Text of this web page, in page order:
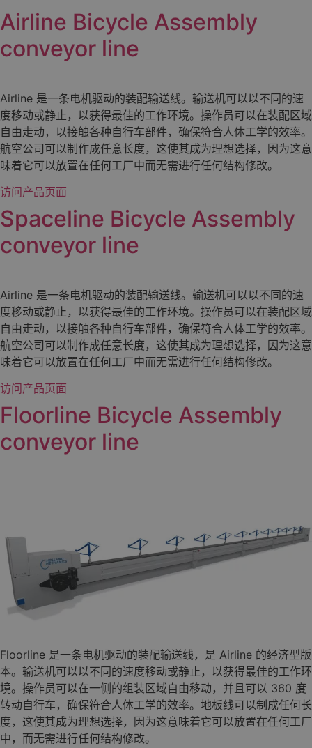
Airline Bicycle Assembly
conveyor line
Airline 是一条电机驱动的装配输送线。输送机可以以不同的速
度移动或静止，以获得最佳的工作环境。操作员可以在装配区域
自由走动，以接触各种自行车部件，确保符合人体工学的效率。
航空公司可以制作成任意长度，这使其成为理想选择，因为这意
味着它可以放置在任何工厂中而无需进行任何结构修改。
访问产品页面
Spaceline Bicycle Assembly
conveyor line
Airline 是一条电机驱动的装配输送线。输送机可以以不同的速
度移动或静止，以获得最佳的工作环境。操作员可以在装配区域
自由走动，以接触各种自行车部件，确保符合人体工学的效率。
航空公司可以制作成任意长度，这使其成为理想选择，因为这意
味着它可以放置在任何工厂中而无需进行任何结构修改。
访问产品页面
Floorline Bicycle Assembly
conveyor line
Floorline 是一条电机驱动的装配输送线，是 Airline 的经济型版
本。输送机可以以不同的速度移动或静止，以获得最佳的工作环
境。操作员可以在一侧的组装区域自由移动，并且可以 360 度
转动自行车，确保符合人体工学的效率。地板线可以制成任何长
度，这使其成为理想选择，因为这意味着它可以放置在任何工厂
中，而无需进行任何结构修改。